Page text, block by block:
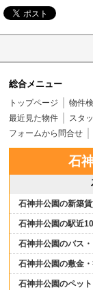
総合メニュー
トップページ 物件
最近見た物件
スタ
フォームから問合せ
石
石神井公園の新築
石神井公園の駅近
石神井公園のバス
石神井公園の敷金
石神井公園のペッ